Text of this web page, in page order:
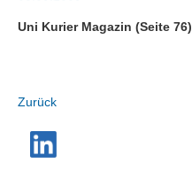
Uni Kurier Magazin (Seite 76)
Zurück